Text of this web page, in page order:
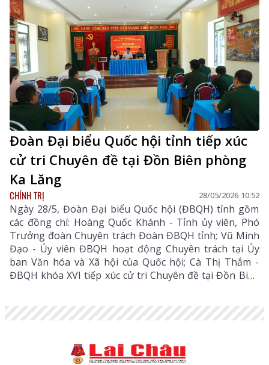
Đoàn Đại biểu Quốc hội tỉnh tiếp xúc
cử tri Chuyên đề tại Đồn Biên phòng
Ka Lăng
CHÍNH TRỊ 28/05/2026 10:52
Ngày 28/5, Đoàn Đại biểu Quốc hội (ĐBQH) tỉnh gồm
các đồng chí: Hoàng Quốc Khánh - Tỉnh ủy viên, Phó
Trưởng đoàn Chuyên trách Đoàn ĐBQH tỉnh; Vũ Minh
Đạo - Ủy viên ĐBQH hoạt động Chuyên trách tại Ủy
ban Văn hóa và Xã hội của Quốc hội; Cà Thị Thắm -
ĐBQH khóa XVI tiếp xúc cử tri Chuyên đề tại Đồn Biên